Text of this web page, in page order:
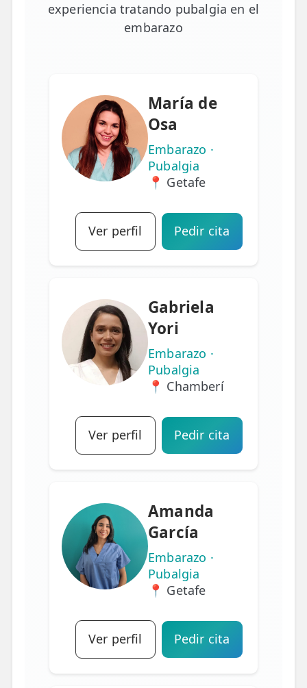
experiencia tratando pubalgia en el
embarazo
María de
Osa
Embarazo ·
Pubalgia
📍 Getafe
Ver perfil Pedir cita
Gabriela
Yori
Embarazo ·
Pubalgia
📍 Chamberí
Ver perfil Pedir cita
Amanda
García
Embarazo ·
Pubalgia
📍 Getafe
Ver perfil Pedir cita